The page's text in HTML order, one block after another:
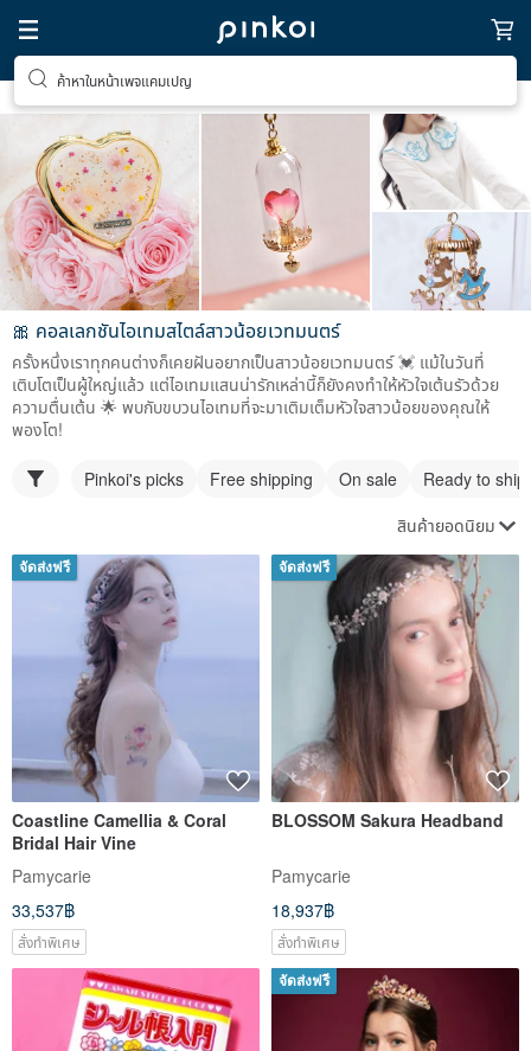
ค้าหาในหน้าเพจแคมเปญ
🎀 คอลเลกชันไอเทมสไตล์สาวน้อยเวทมนตร์
ครั้งหนึ่งเราทุกคนต่างก็เคยฝันอยากเป็นสาวน้อยเวทมนตร์ 💓 แม้ในวันที่
เติบโตเป็นผู้ใหญ่แล้ว แต่ไอเทมแสนน่ารักเหล่านี้ก็ยังคงทำให้หัวใจเต้นรัวด้วย
ความตื่นเต้น 🌟 พบกับขบวนไอเทมที่จะมาเติมเต็มหัวใจสาวน้อยของคุณให้
พองโต!
Pinkoi's picks Free shipping On sale
Ready to ship
สินค้ายอดนิยม
จัดส่งฟรี
Coastline Camellia & Coral
Bridal Hair Vine
Pamycarie
33,537฿
สั่งทำพิเศษ
จัดส่งฟรี
BLOSSOM Sakura Headband
Pamycarie
18,937฿
สั่งทำพิเศษ
จัดส่งฟรี